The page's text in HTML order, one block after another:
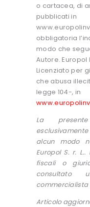
o cartacea, di
pubblicati in
obbligatoria
modo che
Autore. Europol
Licenziato per
che abusa
legge 104-, in
La
alcun modo
Europol S. r.
fiscali o
commercialista
Articolo